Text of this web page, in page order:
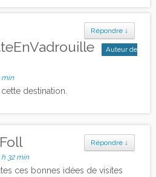
Répondre ↓
Auteur de
min
destination.
Répondre ↓
h 32 min
ces bonnes idées de visites